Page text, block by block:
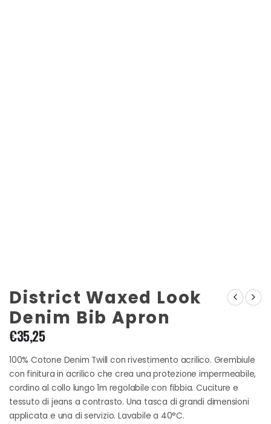
District Waxed Look
Denim Bib Apron
€35,25
100% Cotone Denim Twill con rivestimento acrilico. Grembiule
con finitura in acrilico che crea una protezione impermeabile,
cordino al collo lungo 1m regolabile con fibbia. Cuciture e
tessuto di jeans a contrasto. Una tasca di grandi dimensioni
applicata e una di servizio. Lavabile a 40°C.